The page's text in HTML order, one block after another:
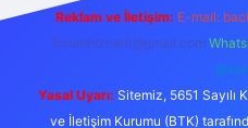
Reklam ve İletişim: E-mail:
forumhizmeti@gmail.com
Yasal Uyarı: Sitemiz, 5651 Sayılı
ve İletişim Kurumu (BTK)